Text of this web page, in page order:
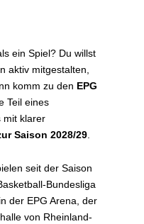
ein Spiel? Du willst
aktiv mitgestalten,
komm zu den EPG
Teil eines
mit klarer
Saison 2028/29.
seit der Saison
Bundesliga
der EPG Arena, der
von Rheinland-